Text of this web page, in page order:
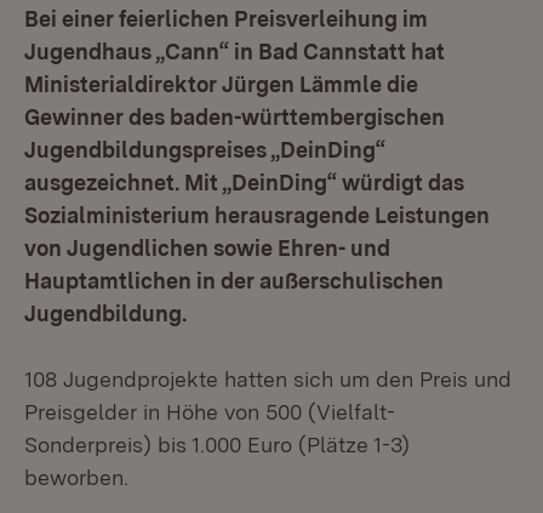
Bei einer feierlichen Preisverleihung im
Jugendhaus „Cann“ in Bad Cannstatt hat
Ministerialdirektor Jürgen Lämmle die
Gewinner des baden-württembergischen
Jugendbildungspreises „DeinDing“
ausgezeichnet. Mit „DeinDing“ würdigt das
Sozialministerium herausragende Leistungen
von Jugendlichen sowie Ehren- und
Hauptamtlichen in der außerschulischen
Jugendbildung.
108 Jugendprojekte hatten sich um den Preis und
Preisgelder in Höhe von 500 (Vielfalt-
Sonderpreis) bis 1.000 Euro (Plätze 1-3)
beworben.